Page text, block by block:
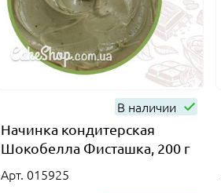
В наличии
Начинка кондитерская
Шокобелла Фисташка, 200 г
Арт. 015925